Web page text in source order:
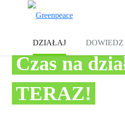
DZIAŁAJ DOWIEDZ
Czas na
TERAZ!